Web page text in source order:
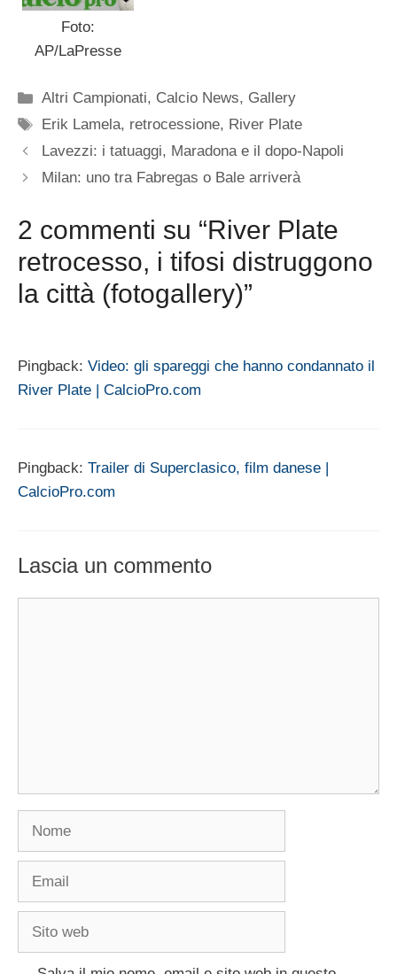
Foto:
AP/LaPresse
Categorie
Altri Campionati, Calcio News, Gallery
Tag
Erik Lamela, retrocessione, River Plate
Lavezzi: i tatuaggi, Maradona e il dopo-Napoli
Milan: uno tra Fabregas o Bale arriverà
2 commenti su “River Plate
retrocesso, i tifosi distruggono
la città (fotogallery)”
Pingback: Video: gli spareggi che hanno condannato il
River Plate | CalcioPro.com
Pingback: Trailer di Superclasico, film danese |
CalcioPro.com
Lascia un commento
Nome
Email
Sito